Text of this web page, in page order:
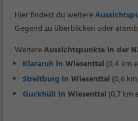
Hier findest du weitere
Gegend zu überblicken oder
WeitereAussichtspunkte in der
Klararuh in Wiesenttal (0,4 km
Streitburg in Wiesenttal (0,6
Guckhüll in Wiesenttal (0,7 km